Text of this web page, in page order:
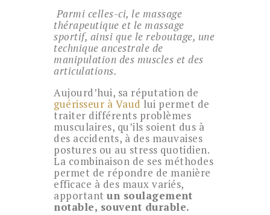
Parmi celles-ci, le massage
thérapeutique et le massage
sportif, ainsi que le reboutage, une
technique ancestrale de
manipulation des muscles et des
articulations.
Aujourd’hui, sa réputation de
guérisseur à Vaud lui permet de
traiter différents problèmes
musculaires, qu’ils soient dus à
des accidents, à des mauvaises
postures ou au stress quotidien.
La combinaison de ses méthodes
permet de répondre de manière
efficace à des maux variés,
apportant un soulagement
notable, souvent durable.